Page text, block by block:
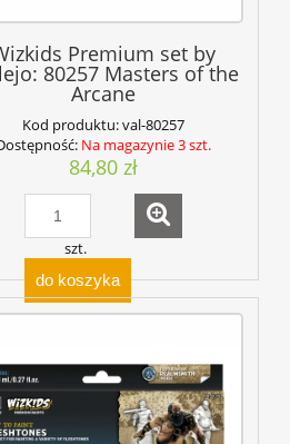
Premium set by
80257 Masters of the
Arcane
Kod produktu:val-80257
Na magazynie 3 szt.
84,80 zł
szt.
do koszyka